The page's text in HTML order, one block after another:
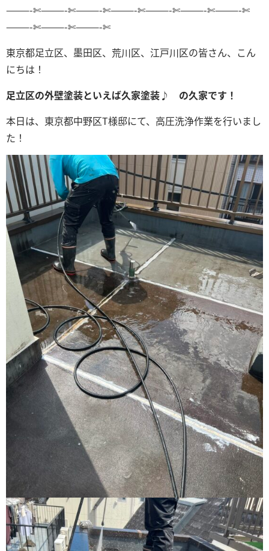
———-✄———-✄———-✄———-✄———-✄———-✄———-✄
———-✄———-✄———-✄
東京都足立区、墨田区、荒川区、江戸川区の皆さん、こん
にちは！
足立区の外壁塗装といえば久家塗装♪ の久家です！
本日は、東京都中野区T様邸にて、高圧洗浄作業を行いまし
た！